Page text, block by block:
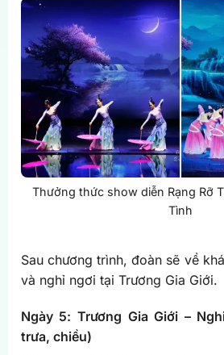
Thưởng thức show diễn Rạng Rỡ
Tình
Sau chương trình, đoàn sẽ về
và nghỉ ngơi tại Trương Gia Giới.
Ngày 5: Trương Gia Giới –
trưa, chiều)